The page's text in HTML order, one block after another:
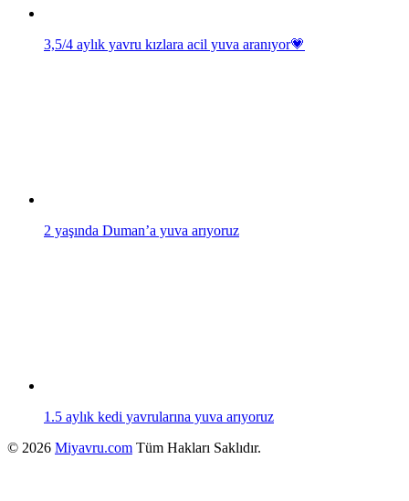
3,5/4 aylık yavru kızlara acil yuva aranıyor💗
2 yaşında Duman’a yuva arıyoruz
1.5 aylık kedi yavrularına yuva arıyoruz
© 2026 Miyavru.com Tüm Hakları Saklıdır.